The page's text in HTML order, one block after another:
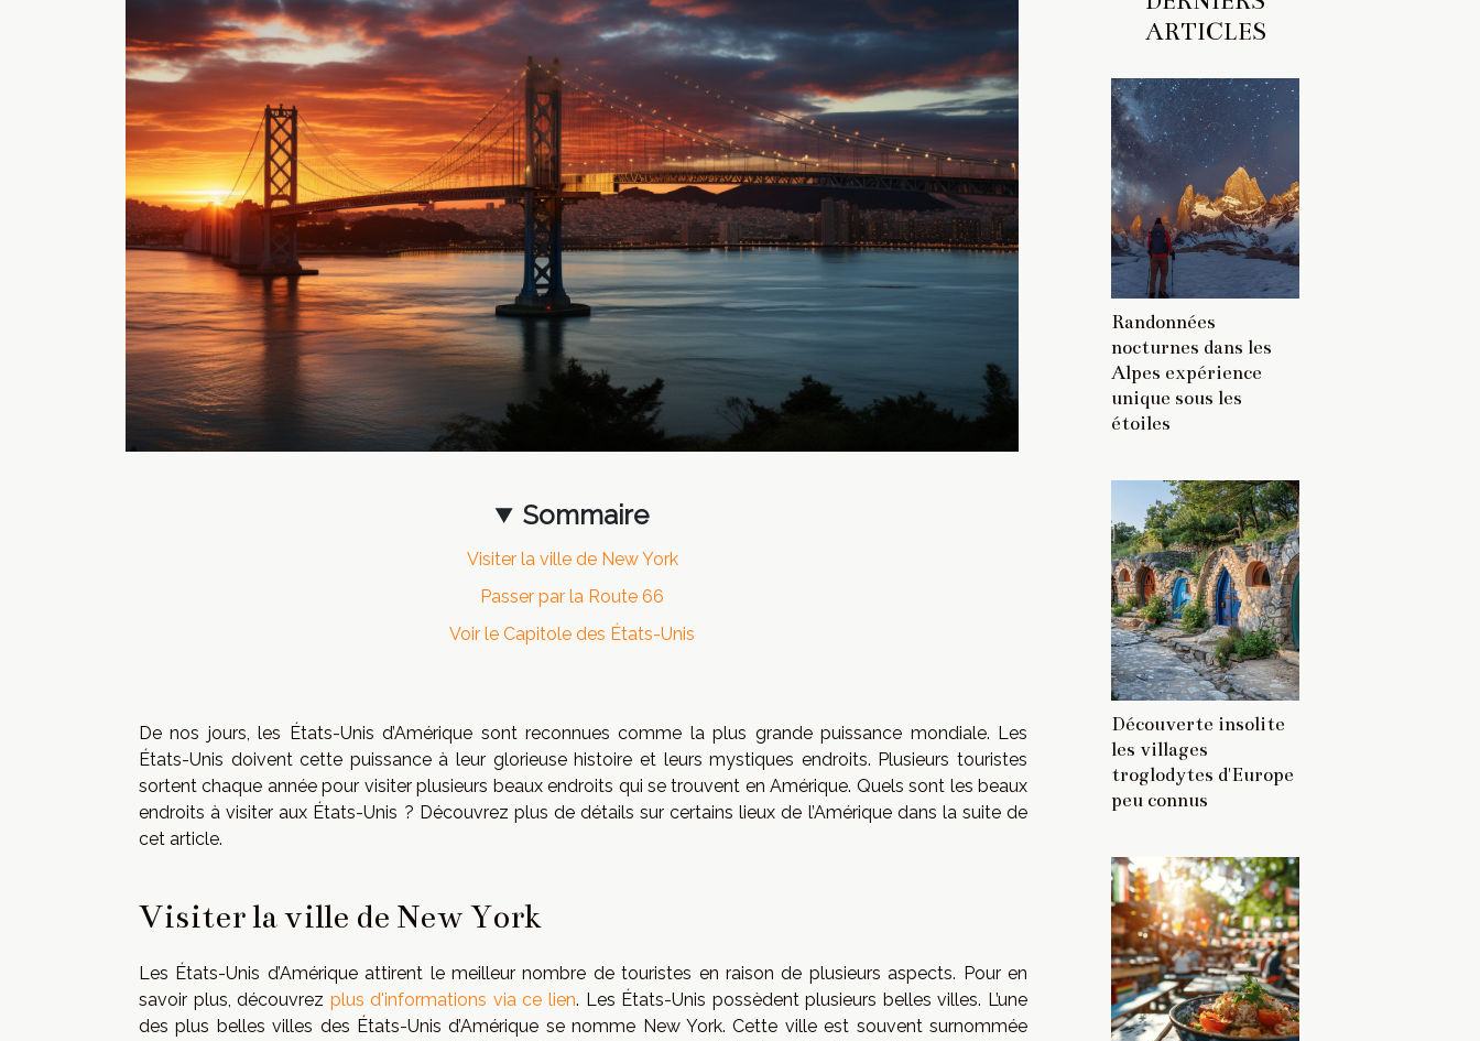
Sommaire
Visiter la ville de New York
Passer par la Route 66
Voir le Capitole des États-Unis
De nos jours, les États-Unis d’Amérique sont reconnues comme la plus grande puissance mondiale. Les
États-Unis doivent cette puissance à leur glorieuse histoire et leurs mystiques endroits. Plusieurs touristes
sortent chaque année pour visiter plusieurs beaux endroits qui se trouvent en Amérique. Quels sont les beaux
endroits à visiter aux États-Unis ? Découvrez plus de détails sur certains lieux de l’Amérique dans la suite de
cet article.
Visiter la ville de New York
Les États-Unis d’Amérique attirent le meilleur nombre de touristes en raison de plusieurs aspects. Pour en
savoir plus, découvrez plus d'informations via ce lien. Les États-Unis possèdent plusieurs belles villes. L’une
des plus belles villes des États-Unis d’Amérique se nomme New York. Cette ville est souvent surnommée
ARTICLES
Randonnées
nocturnes dans les
Alpes expérience
unique sous les
étoiles
Découverte insolite
les villages
troglodytes d'Europe
peu connus